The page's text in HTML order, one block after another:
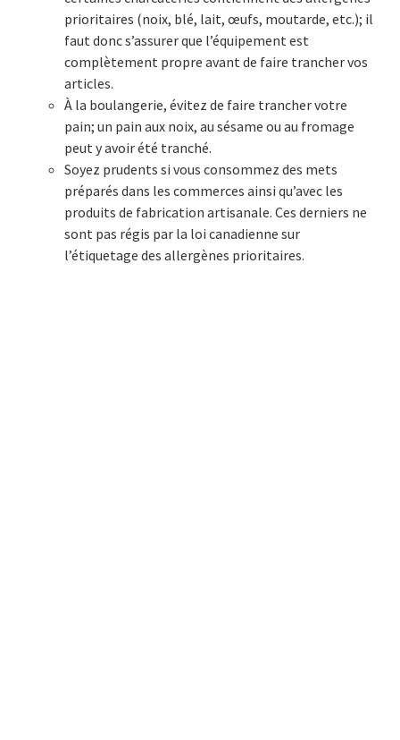
prioritaires (noix, blé, lait, œufs, moutarde, etc.); il
faut donc s’assurer que l’équipement est
complètement propre avant de faire trancher vos
articles.
À la boulangerie, évitez de faire trancher votre
pain; un pain aux noix, au sésame ou au fromage
peut y avoir été tranché.
Soyez prudents si vous consommez des mets
préparés dans les commerces ainsi qu’avec les
produits de fabrication artisanale. Ces derniers ne
sont pas régis par la loi canadienne sur
l’étiquetage des allergènes prioritaires.